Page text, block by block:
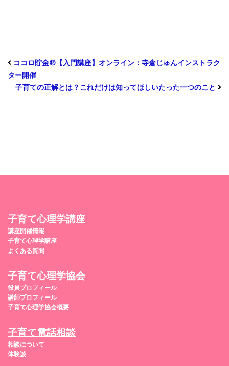
ココロ貯金®︎【入門講座】オンライン：寺倉じゅんインストラク
ター開催
子育ての正解とは？これだけは知ってほしいたった一つのこと
子育て心理学講座
講座開催情報
子育て心理学講座
よくある質問
子育て心理学協会
役員プロフィール
講師プロフィール
子育て心理学協会概要
子育て電話相談
相談について
体験談